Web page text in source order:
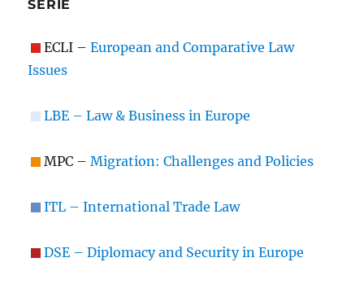
SERIE
ECLI –European and Comparative Law
Issues
LBE – Law & Business in Europe
MPC –Migration: Challenges and Policies
ITL – International Trade Law
DSE – Diplomacy and Security in Europe